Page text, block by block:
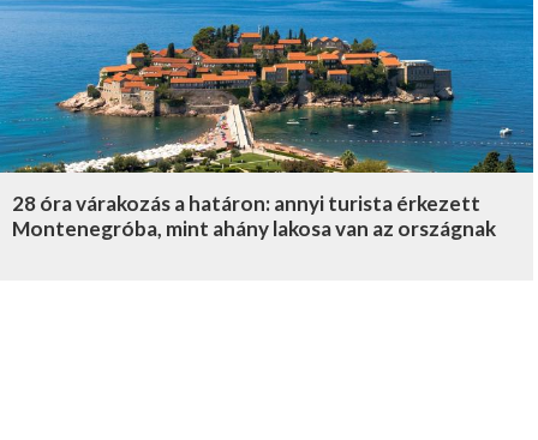
28 óra várakozás a határon: annyi turista érkezett
Montenegróba, mint ahány lakosa van az országnak